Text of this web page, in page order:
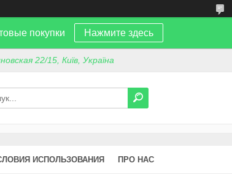
покупки Нажмите здесь
22/15, Київ, Україна
ИСПОЛЬЗОВАНИЯ ПРО НАС